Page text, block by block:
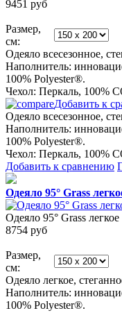
9451 руб
Размер,
см:
Одеяло всесезонное,
Наполнитель:
100% Polyester®.
Чехол: Перкаль, 100%
Добавить к
Одеяло всесезонное,
Наполнитель:
100% Polyester®.
Чехол: Перкаль, 100%
Добавить к сравнению
Одеяло 95° Grass
Одеяло 95° Grass легкое
8754 руб
Размер,
см:
Одеяло легкое,
Наполнитель:
100% Polyester®.